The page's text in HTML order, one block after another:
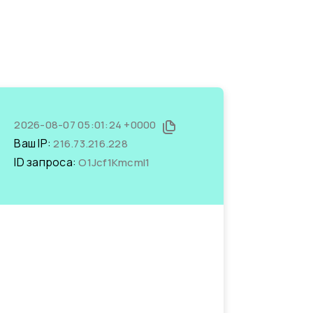
2026-08-07 05:01:24 +0000
Ваш IP:216.73.216.228
ID запроса:O1Jcf1KmcmI1